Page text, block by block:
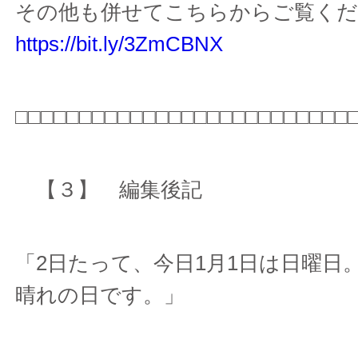
その他も併せてこちらからご覧く
https://bit.ly/3ZmCBNX
【３】 編集後記
「2日たって、今日1月1日は日曜日
晴れの日です。」